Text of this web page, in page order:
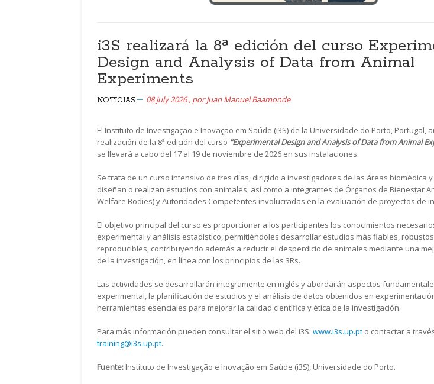
i3S realizará la 8ª edición del curso
Design and Analysis of Data from Animal
Experiments
NOTICIAS 08 July 2026 , porJuan Manuel Baamonde
El Instituto de Investigação e Inovação em Saúde (i3S) de la Universidade do Porto, Portugal,
realización de la 8ª edición del curso "Experimental Design and Analysis of Data from Animal
se llevará a cabo del 17 al 19 de noviembre de 2026 en sus instalaciones.
Se trata de un curso intensivo de tres días, dirigido a investigadores de las áreas biomédica
diseñan o realizan estudios con animales, así como a integrantes de Órganos de Bienestar
Welfare Bodies) y Autoridades Competentes involucradas en la evaluación de proyectos de
El objetivo principal del curso es proporcionar a los participantes los conocimientos
experimental y análisis estadístico, permitiéndoles desarrollar estudios más fiables,
reproducibles, contribuyendo además a reducir el desperdicio de animales mediante una
de la investigación, en línea con los principios de las 3Rs.
Las actividades se desarrollarán íntegramente en inglés y abordarán aspectos
experimental, la planificación de estudios y el análisis de datos obtenidos en
herramientas esenciales para mejorar la calidad científica y ética de la investigación.
Para más información pueden consultar el sitio web del i3S: www.i3s.up.pt o contactar a
training@i3s.up.pt.
Fuente: Instituto de Investigação e Inovação em Saúde (i3S), Universidade do Porto.